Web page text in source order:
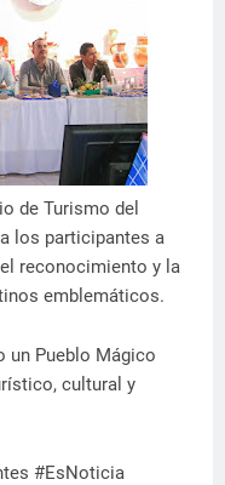
de Turismo del
los participantes a
reconocimiento y la
emblemáticos.
un Pueblo Mágico
cultural y
#EsNoticia